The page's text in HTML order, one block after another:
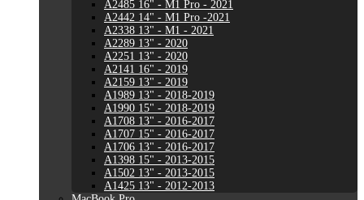
A2485 16" - M1 Pro - 2021
A2442 14" - M1 Pro -2021
A2338 13" - M1 - 2021
A2289 13" - 2020
A2251 13" - 2020
A2141 16" - 2019
A2159 13" - 2019
A1989 13" - 2018-2019
A1990 15" - 2018-2019
A1708 13" - 2016-2017
A1707 15" - 2016-2017
A1706 13" - 2016-2017
A1398 15" - 2013-2015
A1502 13" - 2013-2015
A1425 13" - 2012-2013